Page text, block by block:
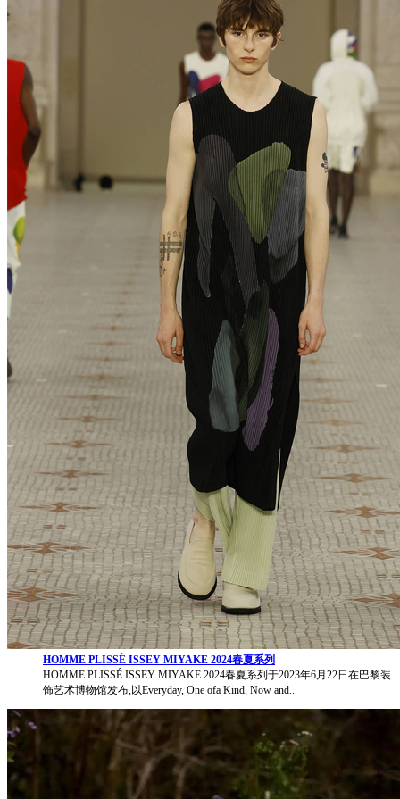
HOMME PLISSÉ ISSEY MIYAKE 2024春夏系列
HOMME PLISSÉ ISSEY MIYAKE 2024春夏系列于2023年6月22日在巴黎装
饰艺术博物馆发布,以Everyday, One ofa Kind, Now and..